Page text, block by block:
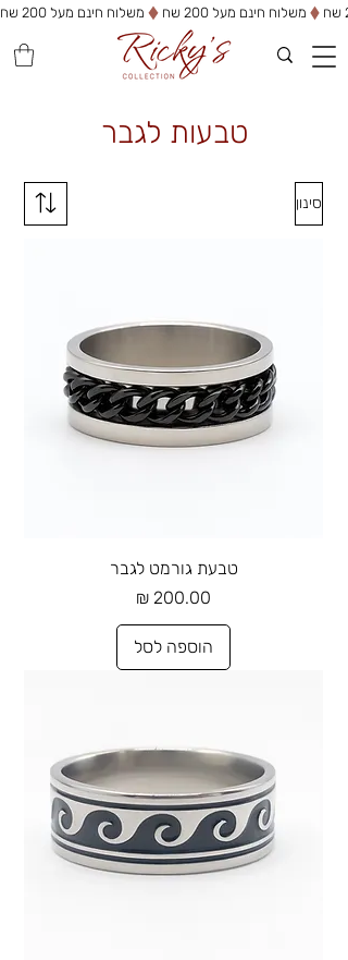
משלוח חינם מעל 200 שח
טבעות לגבר
סינון
טבעת גורמט לגבר
מחיר
הוספה לסל